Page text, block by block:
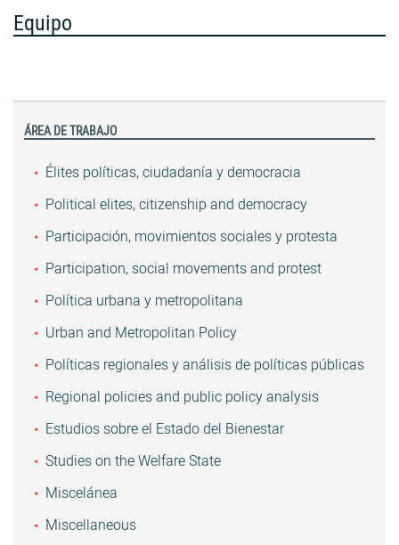
Equipo
ÁREA DE TRABAJO
Élites políticas, ciudadanía y democracia
Political elites, citizenship and democracy
Participación, movimientos sociales y protesta
Participation, social movements and protest
Política urbana y metropolitana
Urban and Metropolitan Policy
Políticas regionales y análisis de políticas públicas
Regional policies and public policy analysis
Estudios sobre el Estado del Bienestar
Studies on the Welfare State
Miscelánea
Miscellaneous